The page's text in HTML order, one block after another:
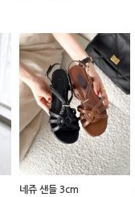
네쥬 샌들 3cm